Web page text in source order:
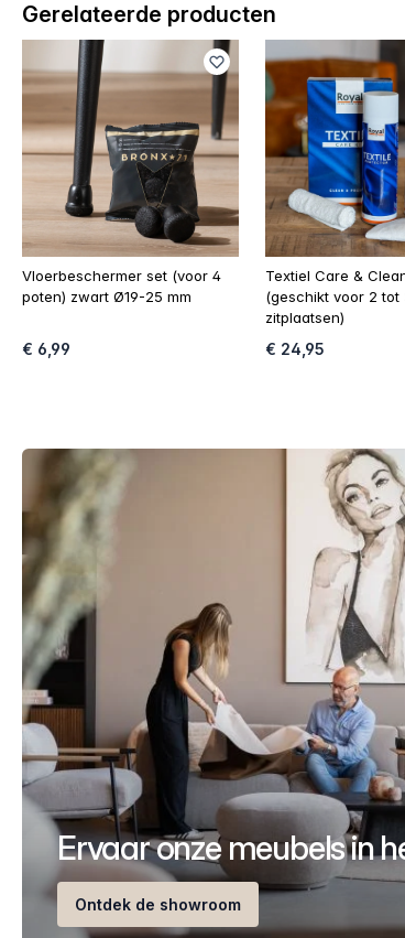
Gerelateerde producten
Vloerbeschermer set (voor 4
poten) zwart Ø19-25 mm
€ 6,99
Textiel Care &
(geschikt voor 2 tot
zitplaatsen)
€ 24,95
Ervaar onze meubels in
Ontdek de showroom